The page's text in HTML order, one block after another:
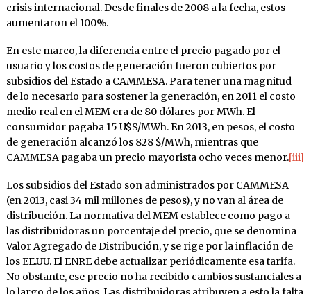
crisis internacional. Desde finales de 2008 a la fecha, estos
aumentaron el 100%.
En este marco, la diferencia entre el precio pagado por el
usuario y los costos de generación fueron cubiertos por
subsidios del Estado a CAMMESA. Para tener una magnitud
de lo necesario para sostener la generación, en 2011 el costo
medio real en el MEM era de 80 dólares por MWh. El
consumidor pagaba 15 U$S/MWh. En 2013, en pesos, el costo
de generación alcanzó los 828 $/MWh, mientras que
CAMMESA pagaba un precio mayorista ocho veces menor.[iii]
Los subsidios del Estado son administrados por CAMMESA
(en 2013, casi 34 mil millones de pesos), y no van al área de
distribución. La normativa del MEM establece como pago a
las distribuidoras un porcentaje del precio, que se denomina
Valor Agregado de Distribución, y se rige por la inflación de
los EE.UU. El ENRE debe actualizar periódicamente esa tarifa.
No obstante, ese precio no ha recibido cambios sustanciales a